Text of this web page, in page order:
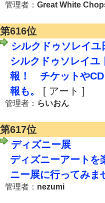
管理者： Great White
第616位
シルクドゥソレイユ
シルクドゥソレイユ
報！ チケットやCD
報も。
[ アート ]
管理者： らいおん
第617位
ディズニー展
ディズニーアートを
ニー展に行ってみま
管理者： nezumi